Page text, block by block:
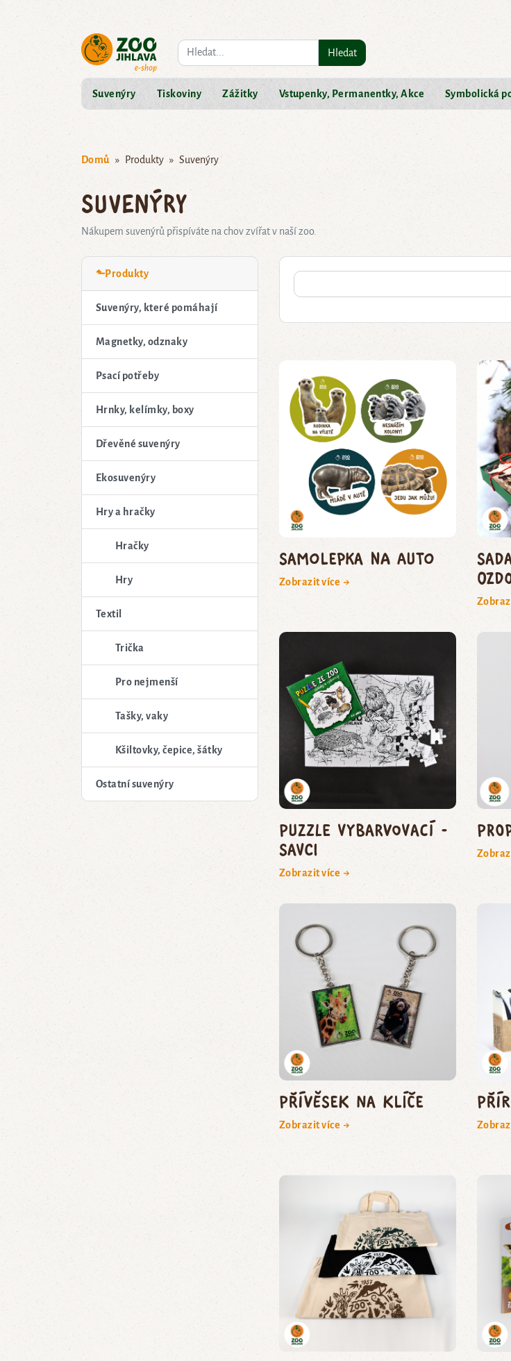
Co hledáte? Hledat
Suvenýry Tiskoviny Zážitky Vstupenky, Permanentky, Akce Symbolická
Domů Produkty Suvenýry
Suvenýry
Nákupem suvenýrů přispíváte na chov zvířat v naší zoo.
⬑Produkty
Suvenýry, které pomáhají
Magnetky, odznaky
Psací potřeby
Hrnky, kelímky, boxy
Dřevěné suvenýry
Ekosuvenýry
Hry a hračky
Hračky
Hry
Textil
Trička
Pro nejmenší
Tašky, vaky
Kšiltovky, čepice, šátky
Ostatní suvenýry
Samolepka na auto
Zobrazit více →
Puzzle vybarvovací -
savci
Zobrazit více →
Přívěsek na klíče
Zobrazit více →